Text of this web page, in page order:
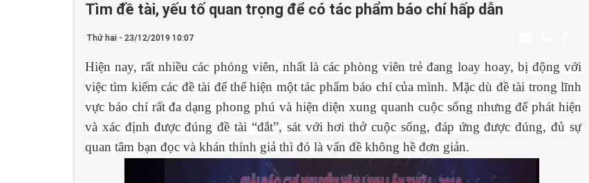
Tìm đề tài, yếu tố quan trọng để có tác phẩm báo chí hấp dẫn
Thứ hai - 23/12/2019 10:07
Hiện nay, rất nhiều các phóng viên, nhất là các phòng viên trẻ đang loay hoay, bị động với
việc tìm kiếm các đề tài để thể hiện một tác phẩm báo chí của mình. Mặc dù đề tài trong lĩnh
vực báo chí rất đa dạng phong phú và hiện diện xung quanh cuộc sống nhưng để phát hiện
và xác định được đúng đề tài “đắt”, sát với hơi thở cuộc sống, đáp ứng được đúng, đủ sự
quan tâm bạn đọc và khán thính giả thì đó là vấn đề không hề đơn giản.